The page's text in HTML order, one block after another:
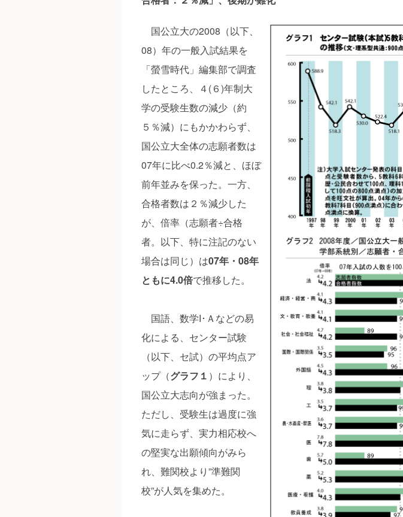
国公立大の2008（以下、
08）年の一般入試結果を
「螢雪時代」編集部で調査
したところ、４(６)年制大
学の受験生数の減少（約
５％減）にもかかわらず、
国公立大全体の志願者数は
07年に比べ0.2％減と、ほぼ
前年並みを保った。一方、
合格者数は２％減少した
が、倍率（志願者÷合格
者。以下、特に注記のない
場合は同じ）は07年・08年
ともに4.0倍で推移した。
国語、数学I･Ａなどの易
化による、センター試験
（以下、セ試）の平均点ア
ップ（グラフ１ ）により、
国公立大志向が強まった。
ただし、受験生は過度に強
気に走らず、実力相応校へ
の堅実な出願傾向がみら
れ、難関校より”準難関
校”が人気を集めた。